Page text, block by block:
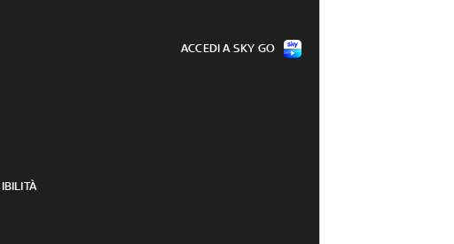
ACCEDI A SKY GO